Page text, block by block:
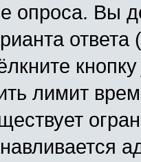
опроса. Вы
ответа
лимит